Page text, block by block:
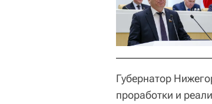
Губернатор
проработки и